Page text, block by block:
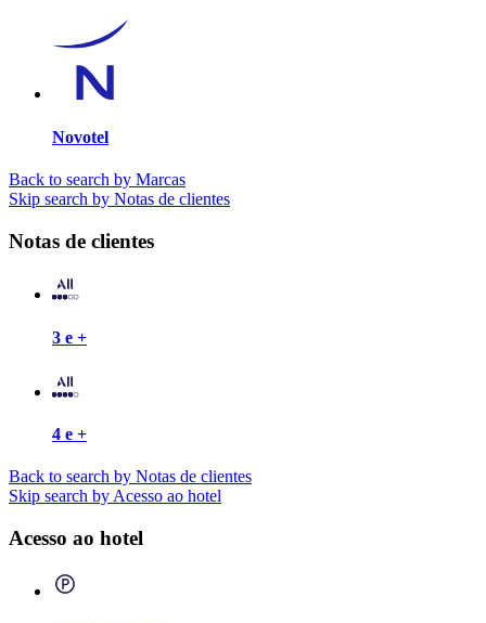
Novotel
Back to search by Marcas
Skip search by Notas de clientes
Notas de clientes
3 e +
4 e +
Back to search by Notas de clientes
Skip search by Acesso ao hotel
Acesso ao hotel